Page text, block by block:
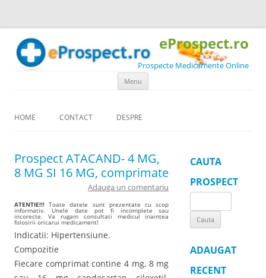
eProspect.ro
Prospecte Medicamente Online
Menu
HOME CONTACT DESPRE
Prospect ATACAND- 4 MG,
8 MG SI 16 MG, comprimate
Adauga un comentariu
ATENTIE!!! Toate datele sunt prezentate cu scop
informativ. Unele date pot fi incomplete sau
incorecte. Va rugam consultati medicul inaintea
folosirii oricarui medicament!
Indicatii: Hipertensiune.
Compozitie
Fiecare comprimat contine 4 mg, 8 mg
CAUTA
PROSPECT
for:
ADAUGAT
RECENT